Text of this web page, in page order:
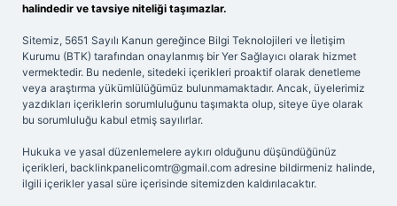
halindedir ve tavsiye niteliği taşımazlar.
Sitemiz, 5651 Sayılı Kanun gereğince Bilgi Teknolojileri ve İletişim
Kurumu (BTK) tarafından onaylanmış bir Yer Sağlayıcı olarak hizmet
vermektedir. Bu nedenle, sitedeki içerikleri proaktif olarak denetleme
veya araştırma yükümlülüğümüz bulunmamaktadır. Ancak, üyelerimiz
yazdıkları içeriklerin sorumluluğunu taşımakta olup, siteye üye olarak
bu sorumluluğu kabul etmiş sayılırlar.
Hukuka ve yasal düzenlemelere aykırı olduğunu düşündüğünüz
içerikleri, backlinkpanelicomtr@gmail.com adresine bildirmeniz halinde,
ilgili içerikler yasal süre içerisinde sitemizden kaldırılacaktır.